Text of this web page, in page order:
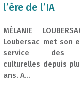
l’ère de l’IA
MÉLANIE
Loubersac met son
service des
culturelles depuis
ans. A...